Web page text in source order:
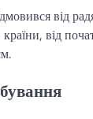
від
від